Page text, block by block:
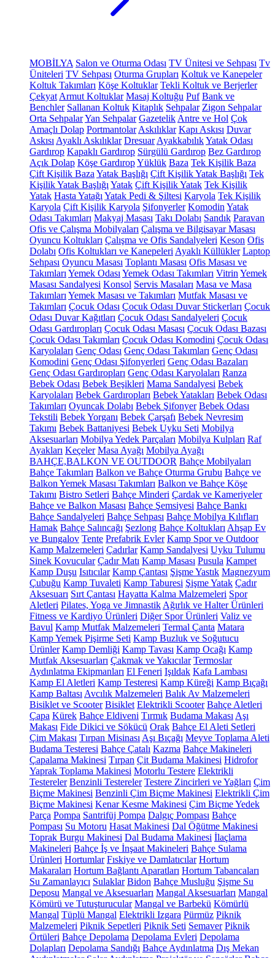
MOBİLYA Salon ve Oturma Odası TV Ünitesi ve Sehpası Tv
Üniteleri TV Sehpası Oturma Grupları Koltuk ve Kanepeler
Koltuk Takımları Köşe Koltuklar Tekli Koltuk ve Berjerler
Çekyat Armut Koltuklar Masaj Koltuğu Puf Bank ve
Benchler Sallanan Koltuk Kitaplık Sehpalar Zigon Sehpalar
Orta SehpalarYan Sehpalar Gazetelik Antre ve Hol Çok
Amaçlı Dolap Portmantolar Askılıklar Kapı Askısı Duvar
Askısı Ayaklı Askılıklar Dresuar AyakkabılıkYatak Odası
Gardırop Kapaklı Gardırop Sürgülü Gardırop Bez Gardırop
Açık Dolap Köşe GardıropYüklük Baza Tek Kişilik Baza
Çift Kişilik Baza Yatak Başlığı Çift Kişilik Yatak Başlığı Tek
Kişilik Yatak Başlığı Yatak Çift Kişilik Yatak Tek Kişilik
Yatak Hasta Yatağı Yatak Pedi & Şiltesi Karyola Tek Kişilik
Karyola Çift Kişilik Karyola Şifonyerler Komodin Yatak
Odası Takımları Makyaj Masası Takı Dolabı Sandık Paravan
Ofis ve Çalışma Mobilyaları Çalışma ve Bilgisayar Masası
Oyuncu Koltukları Çalışma ve Ofis Sandalyeleri Keson Ofis
Dolabı Ofis Koltukları ve Kanepeleri Ayaklı Küllükler Laptop
Sehpası Oyuncu Masası Toplantı Masası Ofis Masası ve
Takımları Yemek Odası Yemek Odası Takımları Vitrin Yemek
Masası Sandalyesi Konsol Servis Masaları Masa ve Masa
Takımları Yemek Masası ve Takımları Mutfak Masası ve
Takımları Çocuk Odası Çocuk Odası Duvar Stickerları Çocuk
Odası Duvar Kağıtları Çocuk Odası Sandalyeleri Çocuk
Odası Gardıropları Çocuk Odası Masası Çocuk Odası Bazası
Çocuk Odası Takımları Çocuk Odası Komodini Çocuk Odası
Karyolaları Genç Odası Genç Odası Takımları Genç Odası
Komodini Genç Odası Şifonyerleri Genç Odası Bazaları
Genç Odası Gardıropları Genç Odası Karyolaları Ranza
Bebek Odası Bebek Beşikleri Mama Sandalyesi Bebek
Karyolaları Bebek Gardıropları Bebek Yatakları Bebek Odası
Takımları Oyuncak Dolabı Bebek Şifonyer Bebek Odası
Tekstili Bebek Yorganı Bebek Çarşafı Bebek Nevresim
Takımı Bebek Battaniyesi Bebek Uyku Seti Mobilya
Aksesuarları Mobilya Yedek Parçaları Mobilya Kulpları Raf
Ayakları Keçeler Masa Ayağı Mobilya Ayağı
BAHÇE,BALKON VE OUTDOOR Bahçe Mobilyaları
Bahçe Takımları Balkon ve Bahçe Oturma Grubu Bahçe ve
Balkon Yemek Masası Takımları Balkon ve Bahçe Köşe
Takımı Bistro Setleri Bahçe Minderi Çardak ve Kameriyeler
Bahçe ve Balkon Masası Bahçe Şemsiyesi Bahçe Bankı
Bahçe Sandalyeleri Bahçe Sehpası Bahçe Mobilya Kılıfları
Hamak Bahçe Salıncağı Şezlong Bahçe Koltukları Ahşap Ev
ve Bungalov Tente Prefabrik Evler Kamp Spor ve Outdoor
Kamp Malzemeleri Çadırlar Kamp Sandalyesi Uyku Tulumu
Sinek Kovucular Çadır Matı Kamp Masası Pusula Kampet
Kamp Duşu Isıtıcılar Kamp Çantası Şişme Yastık Magnezyum
Çubuğu Kamp Tuvaleti Kamp Taburesi Şişme Yatak Çadır
Aksesuarı Sırt Çantası Hayatta Kalma Malzemeleri Spor
Aletleri Pilates, Yoga ve Jimnastik Ağırlık ve Halter Ürünleri
Fitness ve Kardiyo Ürünleri Diğer Spor Ürünleri Valiz ve
Bavul Kamp Mutfak Malzemeleri Termal Çanta Matara
Kamp Yemek Pişirme Seti Kamp Buzluk ve Soğutucu
Ürünler Kamp Demliği Kamp Tavası Kamp Ocağı Kamp
Mutfak Aksesuarları Çakmak ve Yakıcılar Termoslar
Aydınlatma Ekipmanları El Feneri Işıldak Kafa Lambası
Kamp El Aletleri Kamp Testeresi Kamp Küreği Kamp Bıçağı
Kamp Baltası Avcılık Malzemeleri Balık Av Malzemeleri
Bisiklet ve Scooter Bisiklet Elektrikli Scooter Bahçe Aletleri
Çapa Kürek Bahçe Eldiveni Tırmık Budama Makası Aşı
Makası Fide Dikici ve Sökücü Orak Bahçe El Aleti Setleri
Çim Makası Tırpan Misinası Aşı Bıçağı Meyve Toplama Aleti
Budama Testeresi Bahçe Çatalı Kazma Bahçe Makineleri
Çapalama Makinesi Tırpan Çit Budama Makinesi Hidrofor
Yaprak Toplama Makinesi Motorlu Testere Elektrikli
Testereler Benzinli Testereler Testere Zincirleri ve Yağları Çim
Biçme Makinesi Benzinli Çim Biçme Makinesi Elektrikli Çim
Biçme Makinesi Kenar Kesme Makinesi Çim Biçme Yedek
Parça Pompa Santrifüj Pompa Dalgıç Pompası Bahçe
Pompası Su Motoru Hasat Makinesi Dal Öğütme Makinesi
Toprak Burgu Makinesi Dal Budama Makinesi İlaçlama
Makineleri Bahçe İş ve İnşaat Makineleri Bahçe Sulama
Ürünleri Hortumlar Fıskiye ve Damlatıcılar Hortum
Makaraları Hortum Bağlantı Aparatları Hortum Tabancaları
Su Zamanlayıcı Sulaklar Bidon Bahçe Musluğu Şişme Su
Deposu Mangal ve Aksesuarları Mangal Aksesuarları Mangal
Kömürü ve Tutuşturucular Mangal ve Barbekü Kömürlü
Mangal Tüplü Mangal Elektrikli Izgara Pürmüz Piknik
Malzemeleri Piknik Sepetleri Piknik Seti Semaver Piknik
Örtüleri Bahçe Depolama Depolama Evleri Depolama
Dolapları Depolama Sandığı Bahçe Aydınlatma Dış Mekan